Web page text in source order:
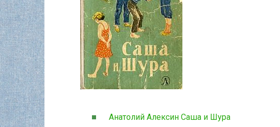
Анатолий Алексин Саша и Шура